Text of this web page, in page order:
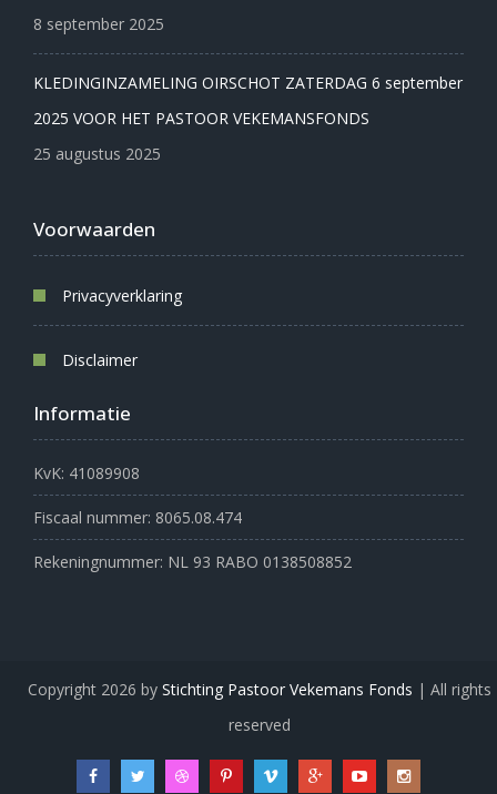
8 september 2025
KLEDINGINZAMELING OIRSCHOT ZATERDAG 6 september
2025 VOOR HET PASTOOR VEKEMANSFONDS
25 augustus 2025
Voorwaarden
Privacyverklaring
Disclaimer
Informatie
KvK: 41089908
Fiscaal nummer: 8065.08.474
Rekeningnummer: NL 93 RABO 0138508852
Copyright 2026 by Stichting Pastoor Vekemans Fonds | All rights
reserved